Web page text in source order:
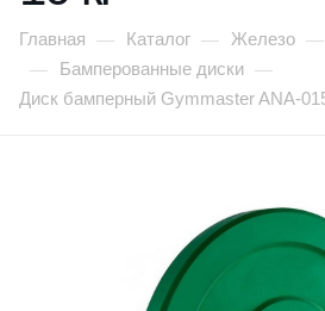
Главная — Каталог — Железо —
—
Бамперованные диски —
Диск бамперный Gymmaster ANA-